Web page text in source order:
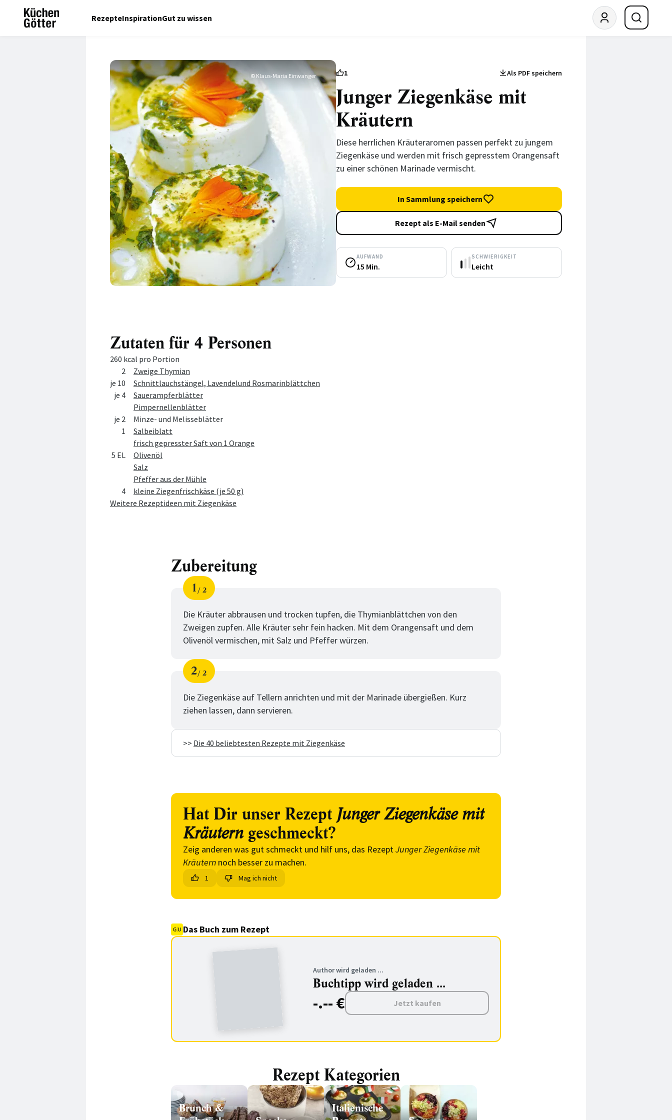
RezepteInspirationGut zu wissen
© Klaus-Maria Einwanger 1 Als PDF speichern
Junger Ziegenkäse mit
Kräutern
Diese herrlichen Kräuteraromen passen perfekt zu jungem
Ziegenkäse und werden mit frisch gepresstem Orangensaft
zu einer schönen Marinade vermischt.
In Sammlung speichern
Rezept als E-Mail senden
AUFWAND
15 Min.
SCHWIERIGKEIT
Leicht
Zutaten für 4 Personen
260 kcal pro Portion
Menge
Zutat
2
Zweige Thymian
je 10
Schnittlauchstängel, Lavendelund Rosmarinblättchen
je 4
Sauerampferblätter
Pimpernellenblätter
je 2
Minze- und Melisseblätter
1
Salbeiblatt
frisch gepresster Saft von 1 Orange
5 EL
Olivenöl
Salz
Pfeffer aus der Mühle
4
kleine Ziegenfrischkäse (je 50 g)
Weitere Rezeptideen mit Ziegenkäse
Zubereitung
Schritt
1
von
2
Die Kräuter abbrausen und trocken tupfen, die Thymianblättchen von den
Zweigen zupfen. Alle Kräuter sehr fein hacken. Mit dem Orangensaft und dem
Olivenöl vermischen, mit Salz und Pfeffer würzen.
Schritt
2
von
2
Die Ziegenkäse auf Tellern anrichten und mit der Marinade übergießen. Kurz
ziehen lassen, dann servieren.
>> Die 40 beliebtesten Rezepte mit Ziegenkäse
Hat Dir unser Rezept Junger Ziegenkäse mit
Kräuterngeschmeckt?
Zeig anderen was gut schmeckt und hilf uns, das RezeptJunger Ziegenkäse mit
Kräutern noch besser zu machen.
1 Mag ich nicht
Das Buch zum Rezept
Author wird geladen ...
Buchtipp wird geladen ...
-.-- € Jetzt kaufen
Rezept Kategorien
Brunch &
Italienische